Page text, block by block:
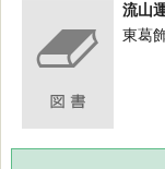
流山
東葛